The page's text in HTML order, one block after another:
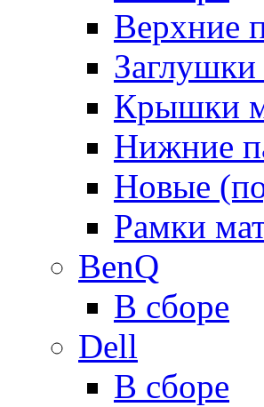
Верхние
Крышки
Нижние
Новые
Рамки
BenQ
В сборе
Dell
В сборе